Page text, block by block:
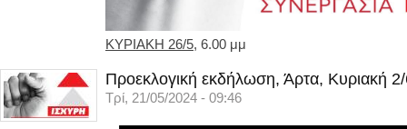
ΚΥΡΙΑΚΗ 26/5, 6.00 μμ
Προεκλογική εκδήλωση, Άρτα, Κυριακή
Τρί, 21/05/2024 - 09:46